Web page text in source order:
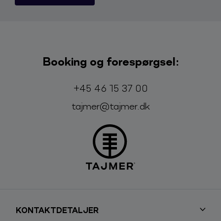
Booking og forespørgsel:
Telefon:
+45 46 15 37 00
E-mail:
tajmer@tajmer.dk
KONTAKTDETALJER